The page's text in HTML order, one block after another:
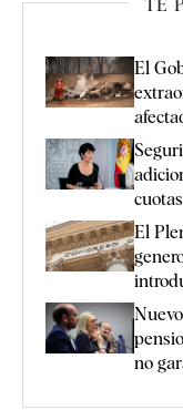
TE
El
El
no